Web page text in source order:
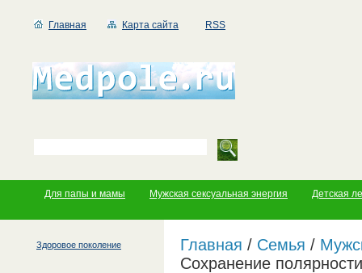
Главная Карта сайта RSS
Для папы и мамы Мужская сексуальная энергия Детская
Здоровое поколение Главная / Семья /
Сохранение